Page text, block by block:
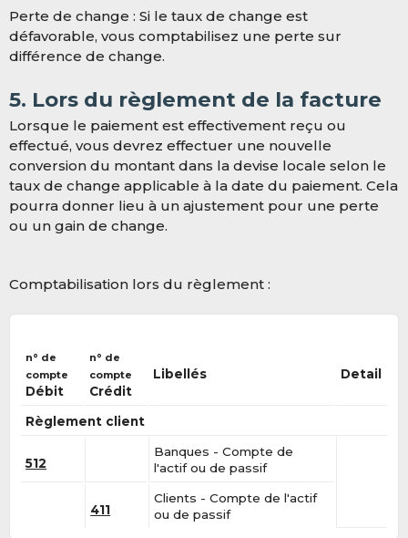
Perte de change : Si le taux de change est
défavorable, vous comptabilisez une perte sur
différence de change.
5. Lors du règlement de la facture
Lorsque le paiement est effectivement reçu ou
effectué, vous devrez effectuer une nouvelle
conversion du montant dans la devise locale selon le
taux de change applicable à la date du paiement. Cela
pourra donner lieu à un ajustement pour une perte
ou un gain de change.
Comptabilisation lors du règlement :
n° de
compte
Débit
n° de
compte
Crédit
Libellés Detail
Règlement client
512
Banques - Compte de
l'actif ou de passif
411
Clients - Compte de l'actif
ou de passif